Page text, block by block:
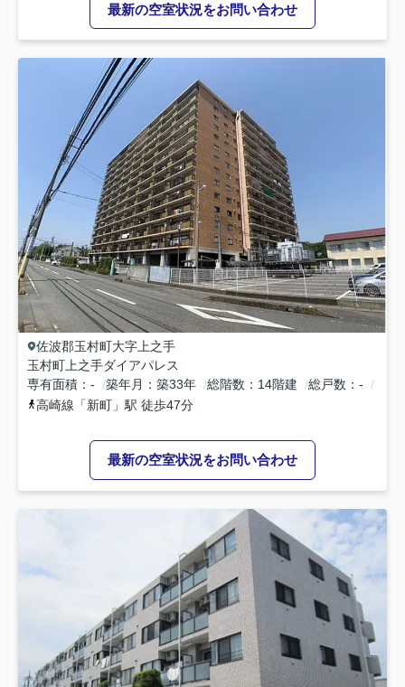
最新の空室状況をお問い合わせ
佐波郡玉村町大字上之手
玉村町上之手ダイアパレス
専有面積
- 築年月 築33年 総階数 14階建 総戸数
-
高崎線 「新町 」駅 徒歩47分
最新の空室状況をお問い合わせ